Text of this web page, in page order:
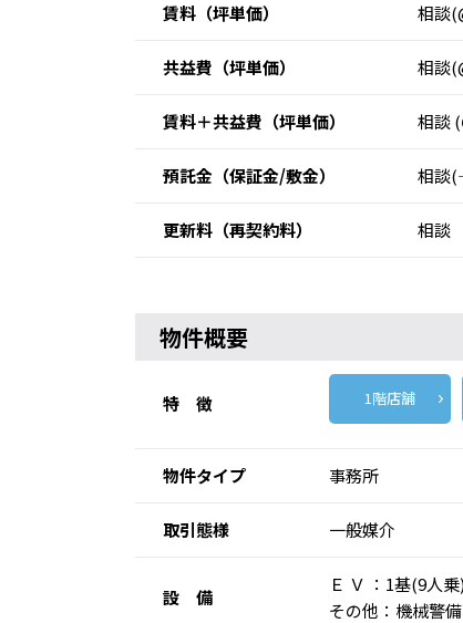
賃料 （坪単価） 相談
共益費 （坪単価） 相談
賃料＋共益費 （坪単価） 相談
預託金 （保証金/敷金） 相談
更新料 （再契約料） 相談
物件概要
特 徴 1階店舗
物件タイプ 事務所
取引態様 一般媒介
設 備
Ｅ Ｖ ：1基(9人
その他：機械警